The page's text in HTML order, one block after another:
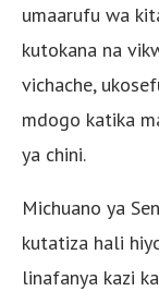
umaarufu wa
kutokana na
vichache,
mdogo katika
ya chini.
Michuano ya
kutatiza hali
linafanya kazi